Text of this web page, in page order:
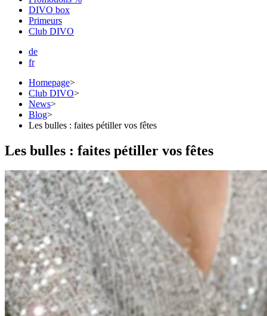
DIVO box
Primeurs
Club DIVO
de
fr
Homepage>
Club DIVO>
News>
Blog>
Les bulles : faites pétiller vos fêtes
Les bulles : faites pétiller vos fêtes